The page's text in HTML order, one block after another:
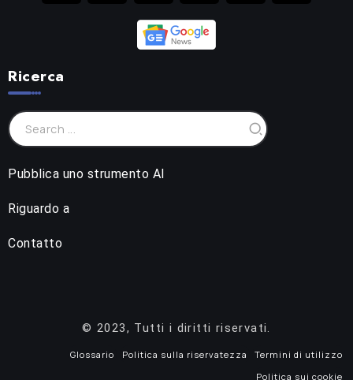
Ricerca
Pubblica uno strumento AI
Riguardo a
Contatto
© 2023, Tutti i diritti riservati.
Glossario Politica sulla riservatezza
Termini di utilizzo
Politica sui cookie